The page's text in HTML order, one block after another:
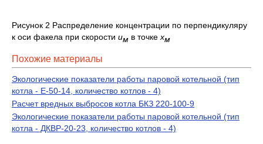
Рисунок 2 Распределение концентрации по перпендикуляру
к оси факела при скорости uм в точке хм
Похожие материалы
Экологические показатели работы паровой котельной (тип
котла - Е-50-14, количество котлов - 4)
Расчет вредных выбросов котла БКЗ 220-100-9
Экологические показатели работы паровой котельной (тип
котла - ДКВР-20-23, количество котлов - 4)